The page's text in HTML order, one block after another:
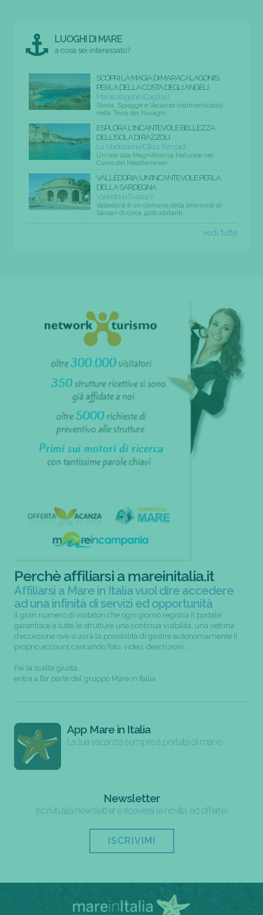
LUOGHI DI MARE
a cosa sei interessato?
SCOPRI LA MAGIA DI MARACALAGONIS:
PERLA DELLA COSTA DEGLI ANGELI
Maracalagonis (Cagliari)
Storia, Spiagge e Vacanze Indimenticabili
nella Terra dei Nuraghi...
ESPLORA L'INCANTEVOLE BELLEZZA
DELL'ISOLA DI RAZZOLI
La Maddalena (Olbia-Tempio)
Un'ode alla Magnificenza Naturale nel
Cuore del Mediterraneo...
VALLEDORIA: UN'INCANTEVOLE PERLA
DELLA SARDEGNA
Valledoria (Sassari)
Valledoria è un comune della provincia di
Sassari di circa 4200 abitanti....
vedi tutte
Perchè affiliarsi a mareinitalia.it
Affiliarsi a Mare in Italia vuol dire accedere
ad una infinità di servizi ed opportunità
Il gran numero di visitatori che ogni giorno registra il portale
garantisce a tutte le strutture una continua visibilità; una vetrina
d’eccezione ove si avrà la possibilità di gestire autonomamente il
proprio account caricando foto, video, descrizioni...
Fai la scelta giusta,
entra a far parte del gruppo Mare in Italia
App Mare in Italia
La tua vacanza sempre a portata di mano
Newsletter
Iscriviti alla newsletter e riceverai le novità ed offerte!
ISCRIVIMI